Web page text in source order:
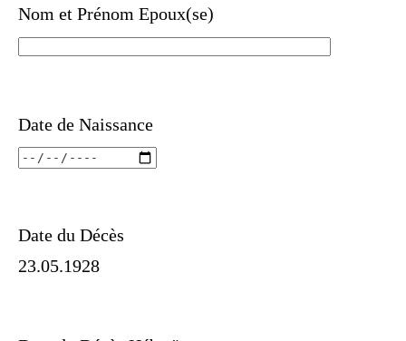
Nom et Prénom Epoux(se)
Date de Naissance
Date du Décès
23.05.1928